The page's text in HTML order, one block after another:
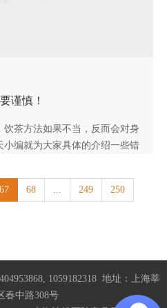
谨慎！
茶方法如果不当，反而会对身
编就为大家具体的介绍一些错
67 68 ... 249 250
1059182318 地址：上海莘
春中路308号